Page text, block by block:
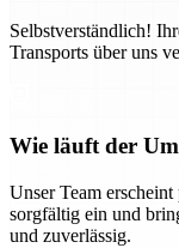
Selbstverständlich!
Transports über uns
Wie läuft der
Unser Team
sorgfältig ein und
und zuverlässig.